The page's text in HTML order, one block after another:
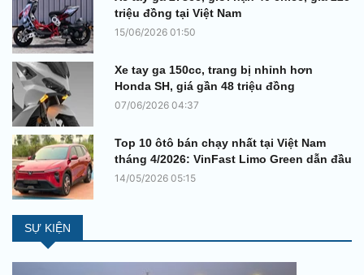
triệu đồng tại Việt Nam
15/06/2026 01:50
Xe tay ga 150cc, trang bị nhỉnh hơn
Honda SH, giá gần 48 triệu đồng
07/06/2026 04:37
Top 10 ôtô bán chạy nhất tại Việt Nam
tháng 4/2026: VinFast Limo Green dẫn đầu
14/05/2026 05:15
SỰ KIỆN